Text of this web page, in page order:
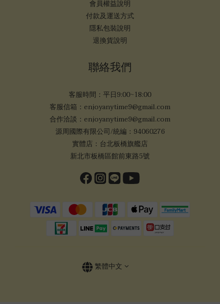
會員權益說明
付款及運送方式
隱私包裝說明
退換貨說明
聯絡我們
客服時間：平日9:00~18:00
客服信箱：enjoyanytime9@gmail.com
合作洽談：enjoyanytime9@gmail.com
源周國際有限公司/統編：94060276
實體店：台北板橋旗艦店
新北市板橋區館前東路5號
繁體中文